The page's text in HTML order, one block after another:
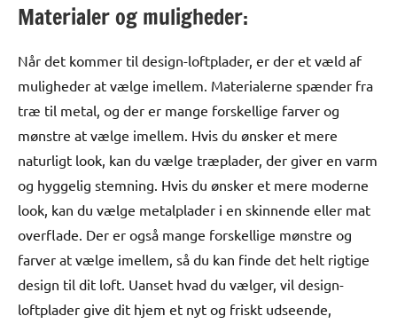
Materialer og muligheder:
Når det kommer til design-loftplader, er der et væld af
muligheder at vælge imellem. Materialerne spænder fra
træ til metal, og der er mange forskellige farver og
mønstre at vælge imellem. Hvis du ønsker et mere
naturligt look, kan du vælge træplader, der giver en varm
og hyggelig stemning. Hvis du ønsker et mere moderne
look, kan du vælge metalplader i en skinnende eller mat
overflade. Der er også mange forskellige mønstre og
farver at vælge imellem, så du kan finde det helt rigtige
design til dit loft. Uanset hvad du vælger, vil design-
loftplader give dit hjem et nyt og friskt udseende,